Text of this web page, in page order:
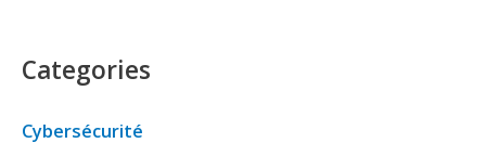
Categories
Cybersécurité